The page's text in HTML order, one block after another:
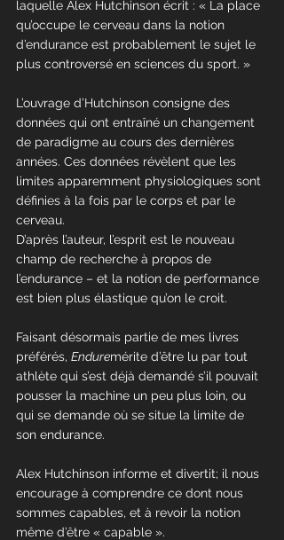
laquelle Alex Hutchinson écrit : « La place
qu’occupe le cerveau dans la notion
d’endurance est probablement le sujet le
plus controversé en sciences du sport. »
L’ouvrage d’Hutchinson consigne des
données qui ont entraîné un changement
de paradigme au cours des dernières
années. Ces données révèlent que les
limites apparemment physiologiques sont
définies à la fois par le corps et par le
cerveau.
D’après l’auteur, l’esprit est le nouveau
champ de recherche à propos de
l’endurance – et la notion de performance
est bien plus élastique qu’on le croit.
Faisant désormais partie de mes livres
préférés, Enduremérite d’être lu par tout
athlète qui s’est déjà demandé s’il pouvait
pousser la machine un peu plus loin, ou
qui se demande où se situe la limite de
son endurance.
Alex Hutchinson informe et divertit; il nous
encourage à comprendre ce dont nous
sommes capables, et à revoir la notion
même d’être « capable ».